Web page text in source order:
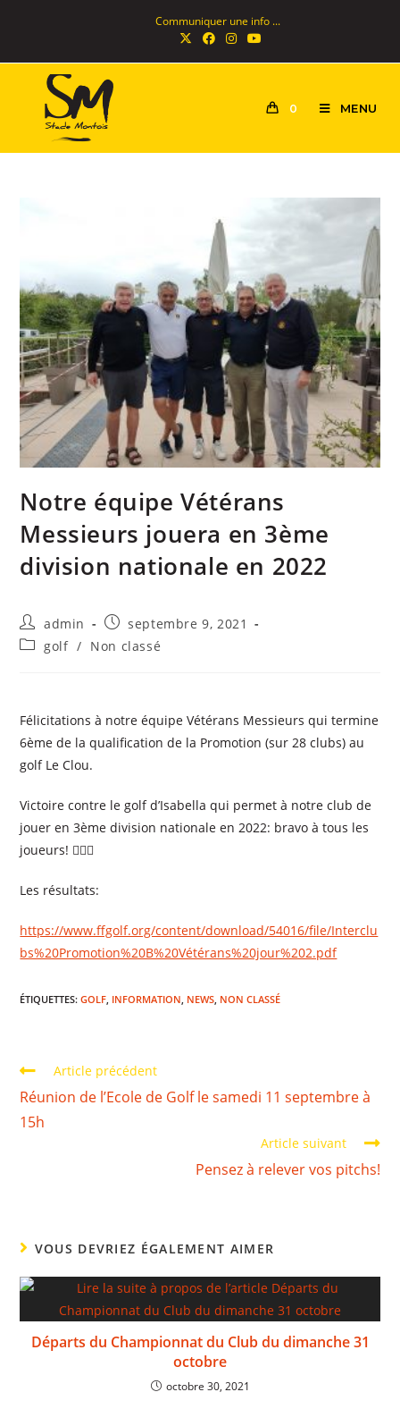
Communiquer une info ...
0 MENU
Notre équipe Vétérans
Messieurs jouera en 3ème
division nationale en 2022
admin
septembre 9, 2021
golf / Non classé
Félicitations à notre équipe Vétérans Messieurs qui termine
6ème de la qualification de la Promotion (sur 28 clubs) au
golf Le Clou.
Victoire contre le golf d’Isabella qui permet à notre club de
jouer en 3ème division nationale en 2022: bravo à tous les
joueurs! 🏌️‍♂️🍾
Les résultats:
https://www.ffgolf.org/content/download/54016/file/Interclu
bs%20Promotion%20B%20Vétérans%20jour%202.pdf
ÉTIQUETTES:GOLF, INFORMATION, NEWS, NON CLASSÉ
Article précédent
Réunion de l’Ecole de Golf le samedi 11 septembre à
15h
Article suivant
Pensez à relever vos pitchs!
VOUS DEVRIEZ ÉGALEMENT AIMER
Départs du Championnat du Club du dimanche 31
octobre
octobre 30, 2021